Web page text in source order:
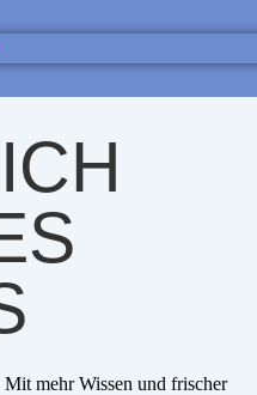
mehr Wissen und frischer